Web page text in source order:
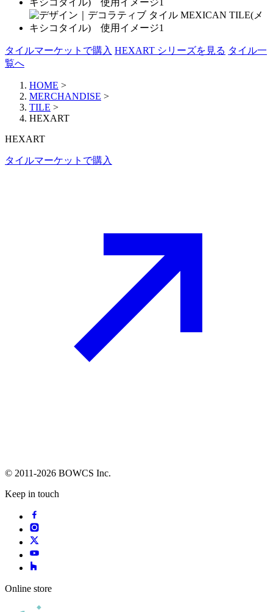
タイルマーケットで購入 HEXART シリーズを見る タイル一
覧へ
HOME >
MERCHANDISE >
TILE >
HEXART
HEXART
タイルマーケットで購入
© 2011-2026 BOWCS Inc.
Keep in touch
Online store